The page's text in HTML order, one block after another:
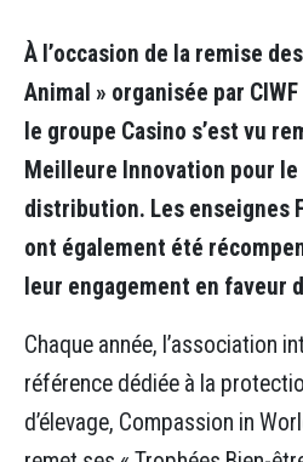
À l’occasion de la remise
Animal » organisée par
le groupe Casino s’est vu
Meilleure Innovation pour
distribution. Les enseignes
ont également été
leur engagement en faveur
Chaque année, l’association
référence dédiée à la
d’élevage, Compassion in